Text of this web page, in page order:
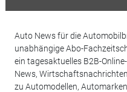
Auto News für die
unabhängige Abo-
ein tagesaktuelles B2B-
News,
zu Automodellen,